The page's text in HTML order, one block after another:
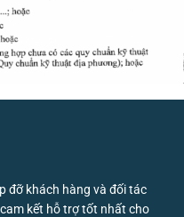
đỡ khách hàng và đối tác
kết hỗ trợ tốt nhất cho